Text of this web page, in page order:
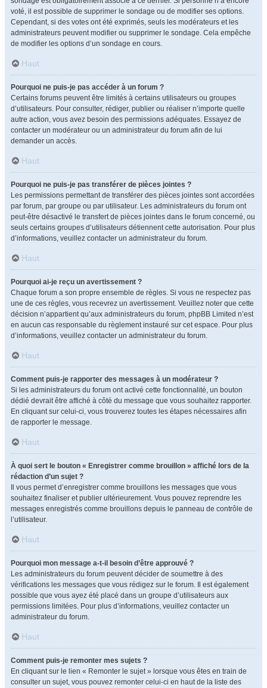
voté, il est possible de supprimer le sondage ou de modifier ses options.
Cependant, si des votes ont été exprimés, seuls les modérateurs et les
administrateurs peuvent modifier ou supprimer le sondage. Cela empêche
de modifier les options d’un sondage en cours.
Haut
Pourquoi ne puis-je pas accéder à un forum ?
Certains forums peuvent être limités à certains utilisateurs ou groupes
d’utilisateurs. Pour consulter, rédiger, publier ou réaliser n’importe quelle
autre action, vous avez besoin des permissions adéquates. Essayez de
contacter un modérateur ou un administrateur du forum afin de lui
demander un accès.
Haut
Pourquoi ne puis-je pas transférer de pièces jointes ?
Les permissions permettant de transférer des pièces jointes sont accordées
par forum, par groupe ou par utilisateur. Les administrateurs du forum ont
peut-être désactivé le transfert de pièces jointes dans le forum concerné, ou
seuls certains groupes d’utilisateurs détiennent cette autorisation. Pour plus
d’informations, veuillez contacter un administrateur du forum.
Haut
Pourquoi ai-je reçu un avertissement ?
Chaque forum a son propre ensemble de règles. Si vous ne respectez pas
une de ces règles, vous recevrez un avertissement. Veuillez noter que cette
décision n’appartient qu’aux administrateurs du forum, phpBB Limited n’est
en aucun cas responsable du règlement instauré sur cet espace. Pour plus
d’informations, veuillez contacter un administrateur du forum.
Haut
Comment puis-je rapporter des messages à un modérateur ?
Si les administrateurs du forum ont activé cette fonctionnalité, un bouton
dédié devrait être affiché à côté du message que vous souhaitez rapporter.
En cliquant sur celui-ci, vous trouverez toutes les étapes nécessaires afin
de rapporter le message.
Haut
À quoi sert le bouton « Enregistrer comme brouillon » affiché lors de la
rédaction d’un sujet ?
Il vous permet d’enregistrer comme brouillons les messages que vous
souhaitez finaliser et publier ultérieurement. Vous pouvez reprendre les
messages enregistrés comme brouillons depuis le panneau de contrôle de
l’utilisateur.
Haut
Pourquoi mon message a-t-il besoin d’être approuvé ?
Les administrateurs du forum peuvent décider de soumettre à des
vérifications les messages que vous rédigez sur le forum. Il est également
possible que vous ayez été placé dans un groupe d’utilisateurs aux
permissions limitées. Pour plus d’informations, veuillez contacter un
administrateur du forum.
Haut
Comment puis-je remonter mes sujets ?
En cliquant sur le lien « Remonter le sujet » lorsque vous êtes en train de
consulter un sujet, vous pouvez remonter celui-ci en haut de la liste des